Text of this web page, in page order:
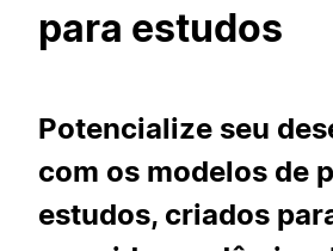
para estudos
Potencialize seu
com os modelos de
estudos, criados